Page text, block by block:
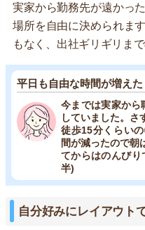
実家から勤務先が遠かっ
場所を自由に決められま
もなく、出社ギリギリま
平日も自由な時間が増えた
今までは実家から
していました。さ
徒歩15分くらい
間が減ったので朝
てからはのんび
半)
自分好みにレイアウト